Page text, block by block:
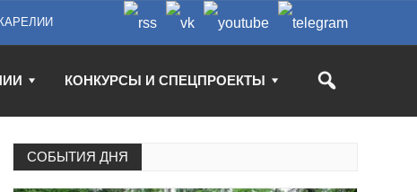
КОНКУРСЫ И СПЕЦПРОЕКТЫ
СОБЫТИЯ ДНЯ